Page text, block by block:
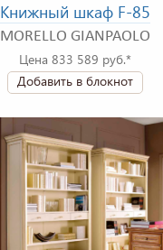
Книжный шкаф F-85
MORELLO GIANPAOLO
Цена 833 589 руб.*
Добавить в блокнот